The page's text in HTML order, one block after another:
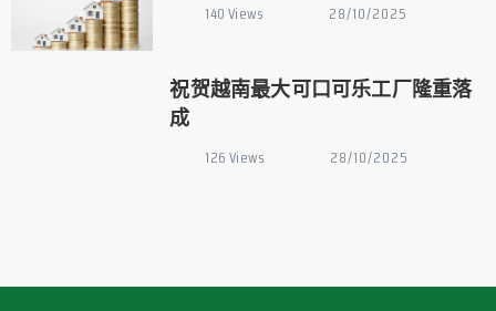
140 Views 28/10/2025
祝贺越南最大可口可乐工厂隆重落
成
126 Views 28/10/2025